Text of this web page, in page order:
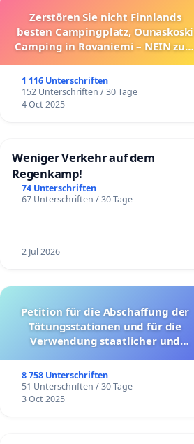
Zerstören Sie nicht Finnlands
besten Campingplatz, Ounaskoski
Camping in Rovaniemi – NEIN zum
1 116 Unterschriften
152 Unterschriften / 30 Tage
4 Oct 2025
Weniger Verkehr auf dem
Regenkamp!
74 Unterschriften
67 Unterschriften / 30 Tage
2 Jul 2026
Petition für die Abschaffung der
Tötungsstationen und für die
Verwendung staatlicher und
8 758 Unterschriften
51 Unterschriften / 30 Tage
3 Oct 2025